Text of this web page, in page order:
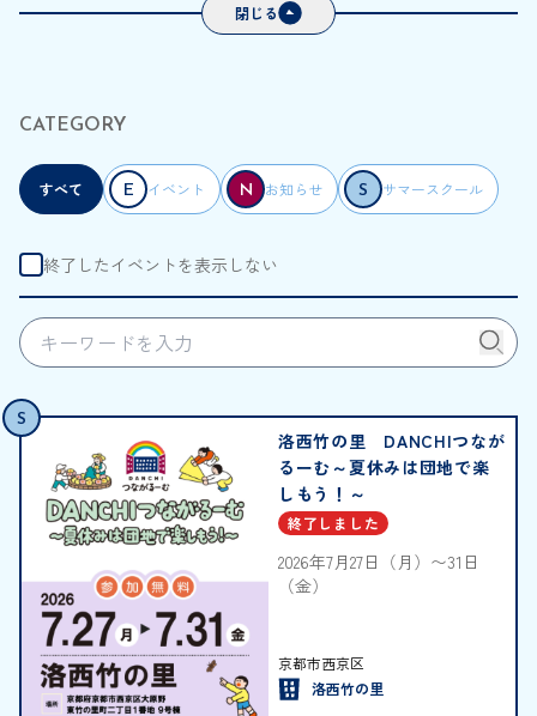
閉じる
CATEGORY
すべて E イベント N お知らせ S サマースクール
終了したイベントを表示しない
S
洛西竹の里 DANCHIつなが
るーむ～夏休みは団地で楽
しもう！～
終了しました
2026年7月27日（月）〜31日
（金）
京都市西京区
洛西竹の里